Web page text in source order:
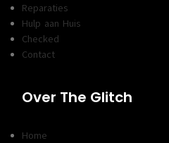
Reparaties
Hulp aan Huis
Checked
Contact
Over The Glitch
Home